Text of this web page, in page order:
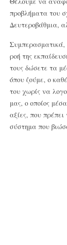
προβλήματα του
Δευτεροβάθμια,
Συμπερασματικά,
ροή της
τους δώσετε τα
όπου ζούμε, ο
του χωρίς να
μας, ο οποίος
αξίες, που
σύστημα που